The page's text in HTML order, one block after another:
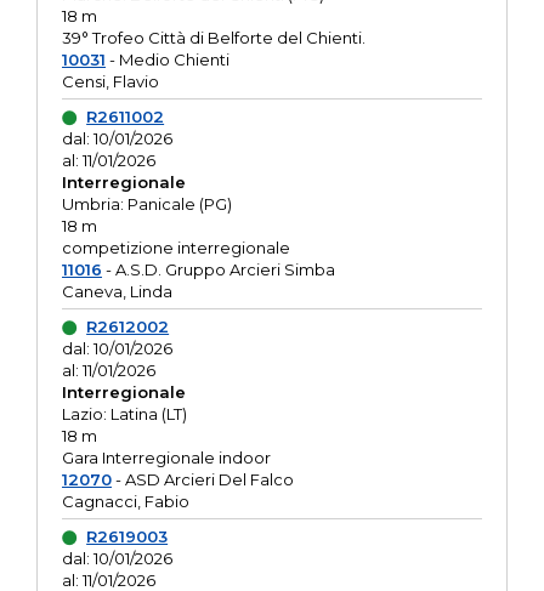
18 m
39° Trofeo Città di Belforte del Chienti.
10031 - Medio Chienti
Censi, Flavio
R2611002
dal: 10/01/2026
al: 11/01/2026
Interregionale
Umbria: Panicale (PG)
18 m
competizione interregionale
11016 - A.S.D. Gruppo Arcieri Simba
Caneva, Linda
R2612002
dal: 10/01/2026
al: 11/01/2026
Interregionale
Lazio: Latina (LT)
18 m
Gara Interregionale indoor
12070- ASD Arcieri Del Falco
Cagnacci, Fabio
R2619003
dal: 10/01/2026
al: 11/01/2026